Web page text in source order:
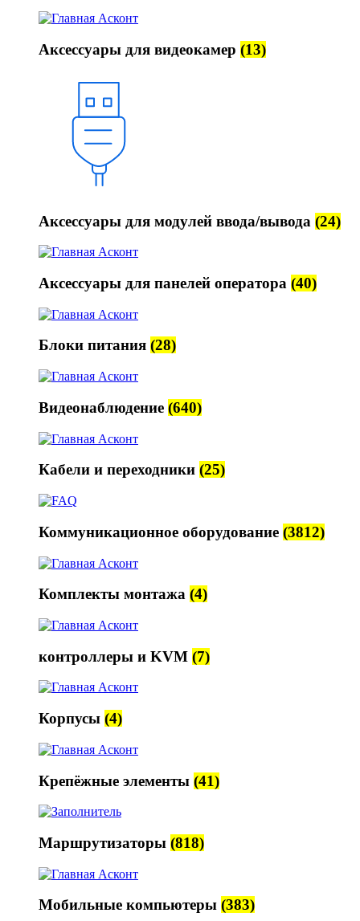
Аксессуары для видеокамер (13)
Аксессуары для модулей ввода/вывода (24)
Аксессуары для панелей оператора (40)
Блоки питания (28)
Видеонаблюдение (640)
Кабели и переходники (25)
Коммуникационное оборудование (3812)
Комплекты монтажа (4)
контроллеры и KVM (7)
Корпусы (4)
Крепёжные элементы (41)
Маршрутизаторы (818)
Мобильные компьютеры (383)